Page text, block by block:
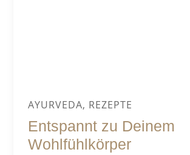
AYURVEDA, REZEPTE
Entspannt zu Deinem
Wohlfühlkörper